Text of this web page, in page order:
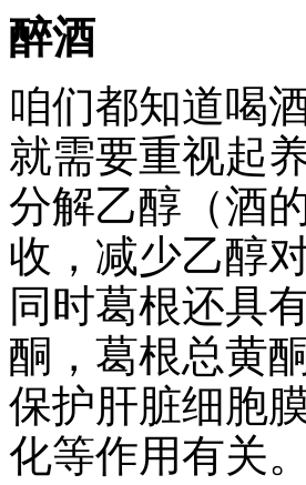
醉酒
咱们都知道喝
就需要重视起
分解乙醇（酒
收，减少乙醇
同时葛根还具
酮，葛根总黄
保护肝脏细胞
化等作用有关。